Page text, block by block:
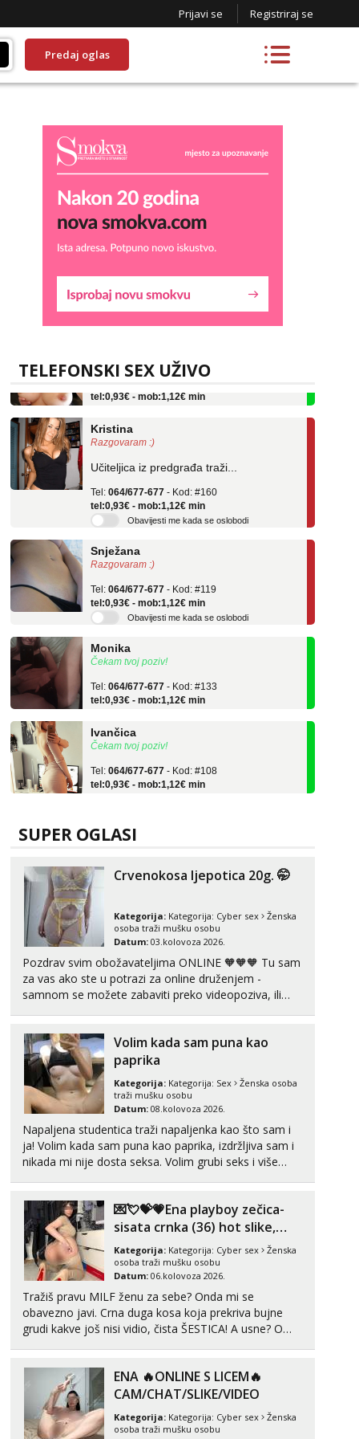
Prijavi se Registriraj se
Predaj oglas
TELEFONSKI SEX UŽIVO
Liliana
Tel:064/677-677 - Kod: #69
Razgovaram :)
064/677-677
- Kod: #160
tel:0,93€ - mob:1,12€ min
Obavijesti me kada se oslobodi
Razgovaram :)
tel:0,93€ - mob:1,12€ min
Obavijesti me kada se oslobodi
Čekam tvoj poziv!
tel:0,93€ - mob:1,12€ min
Čekam tvoj poziv!
tel:0,93€ - mob:1,12€ min
Tel:064/677-677
Anđela
064/677-677- Kod: #142
tel:0,93€ - mob:1,12€ min
Liliana
Čekam tvoj poziv!
Kristina
Razgovaram :)
Učiteljica iz predgrađa traži...
tel:0,93€ - mob:1,12€ min
Obavijesti me kada se oslobodi
Tel: 064/677-677 - Kod: #119
tel:0,93€ - mob:1,12€ min
Monika
Tel:064/677-677- Kod: #133
tel:0,93€ - mob:1,12€ min
Čekam tvoj poziv!
Tel: 064/677-677- Kod: #108
tel:0,93€ - mob:1,12€ min
SUPER OGLASI
Crvenokosa ljepotica 20g. 🤭
Kategorija: Kategorija: Cyber sex
Ženska
osoba traži mušku osobu
Datum: 03.kolovoza 2026.
Pozdrav svim obožavateljima ONLINE 🧡🧡🧡 Tu sam
za vas ako ste u potrazi za online druženjem -
samnom se možete zabaviti preko videopoziva, ili
tipkanja uz slike i hot line pozive. Za vas sam
pripremila ...
Volim kada sam puna kao
paprika
Kategorija: Kategorija: Sex
Ženska osoba
traži mušku osobu
Datum: 08.kolovoza 2026.
Napaljena studentica traži napaljenka kao što sam i
ja! Volim kada sam puna kao paprika, izdržljiva sam i
nikada mi nije dosta seksa. Volim grubi seks i više
cekam te!
💌💘💝💗Ena playboy zečica-
sisata crnka (36) hot slike,
videa i c2c💗
Kategorija: Kategorija: Cyber sex
Ženska
osoba traži mušku osobu
Datum: 06.kolovoza 2026.
Tražiš pravu MILF ženu za sebe? Onda mi se
obavezno javi. Crna duga kosa koja prekriva bujne
grudi kakve još nisi vidio, čista ŠESTICA! A usne? O
nisi vidio. Uvijek sam spremna za ONLOINE zabavu...
ENA 🔥ONLINE S LICEM🔥
CAM/CHAT/SLIKE/VIDEO
Kategorija: Kategorija: Cyber sex
Ženska
osoba traži mušku osobu